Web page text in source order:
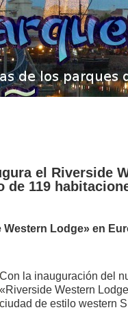
el Riverside
de 119
Lodge» en
Con la inauguración del
«Riverside Western
ciudad de estilo western